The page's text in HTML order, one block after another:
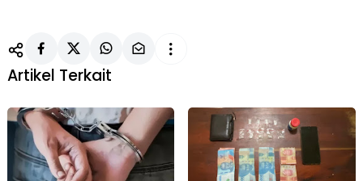
Artikel Terkait